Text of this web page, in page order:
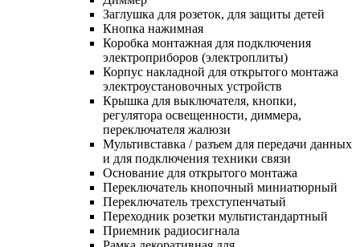
Заглушка для розеток, для защиты детей
Кнопка нажимная
Коробка монтажная для подключения
электроприборов (электроплиты)
Корпус накладной для открытого монтажа
электроустановочных устройств
Крышка для выключателя, кнопки,
регулятора освещенности, диммера,
переключателя жалюзи
Мультивставка / разъем для передачи данных
и для подключения техники связи
Основание для открытого монтажа
Переключатель кнопочный миниатюрный
Переключатель трехступенчатый
Переходник розетки мультистандартный
Приемник радиосигнала